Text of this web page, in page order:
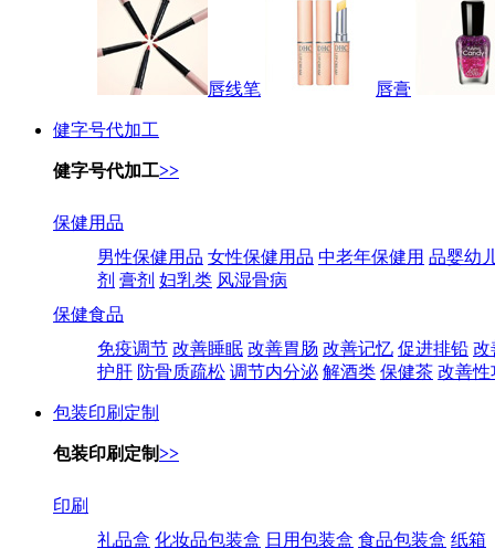
唇线笔 唇膏
健字号代加工
健字号代加工>>
保健用品
男性保健用品 女性保健用品 中老年保健用 品婴幼
剂 膏剂 妇乳类 风湿骨病
保健食品
免疫调节 改善睡眠 改善胃肠 改善记忆 促进排铅 改
护肝 防骨质疏松 调节内分泌 解酒类 保健茶 改善性
包装印刷定制
包装印刷定制>>
印刷
礼品盒 化妆品包装盒 日用包装盒 食品包装盒 纸箱